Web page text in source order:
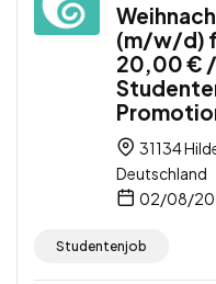
(m/w/d)
20,00 € /
31134
Deutschland
02/08/
Studentenjob